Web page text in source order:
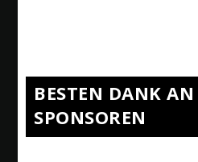
BESTEN DANK AN
SPONSOREN